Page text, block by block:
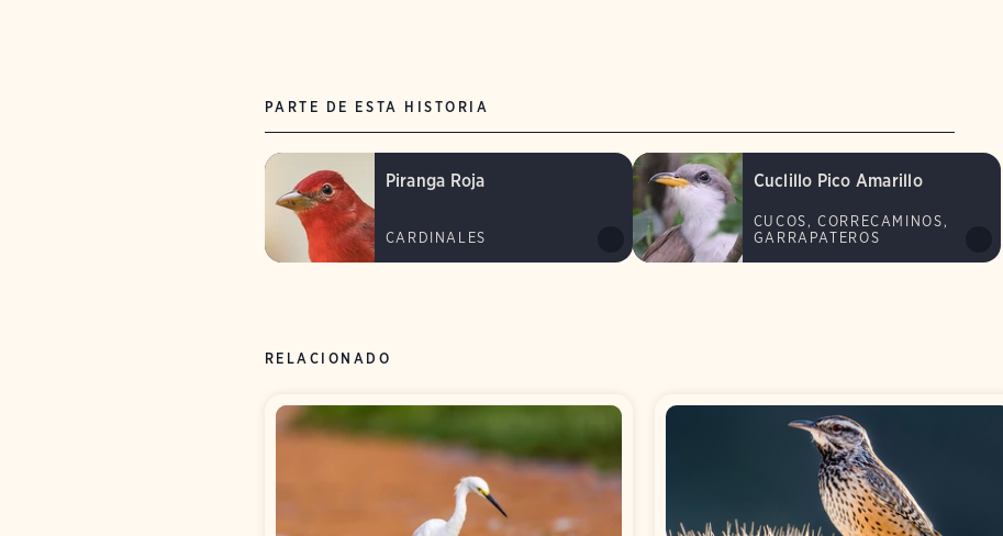
PARTE DE ESTA HISTORIA
Piranga Roja
CARDINALES
Cuclillo Pico Amarillo
CUCOS, CORRECAMINOS,
GARRAPATEROS
RELACIONADO